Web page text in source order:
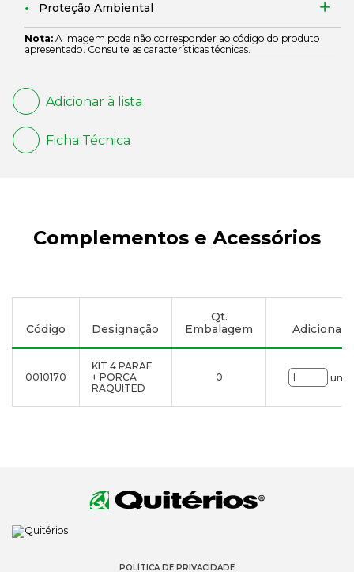
Proteção Ambiental
Nota: A imagem pode não corresponder ao código do produto
apresentado. Consulte as características técnicas.
Adicionar à lista
Ficha Técnica
Complementos e Acessórios
Código Designação
Qt.
Embalagem
Adicionar
0010170
KIT 4 PARAF
+ PORCA
RAQUITED
0 uni.
POLÍTICA DE PRIVACIDADE